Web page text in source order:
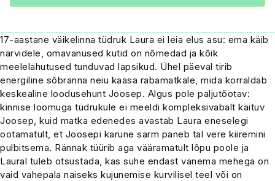
17-aastane väikelinna tüdruk Laura ei leia elus asu: ema käib
närvidele, omavanused kutid on nõmedad ja kõik
meelelahutused tunduvad lapsikud. Ühel päeval tirib
energiline sõbranna neiu kaasa rabamatkale, mida korraldab
keskealine loodusehunt Joosep. Algus pole paljutõotav:
kinnise loomuga tüdrukule ei meeldi kompleksivabalt käituv
Joosep, kuid matka edenedes avastab Laura eneselegi
ootamatult, et Joosepi karune sarm paneb tal vere kiiremini
pulbitsema. Rännak tüürib aga vääramatult lõpu poole ja
Laural tuleb otsustada, kas suhe endast vanema mehega on
vaid vahepala naiseks kujunemise kurvilisel teel või on